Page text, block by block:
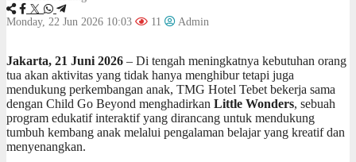
Monday, 22 Jun 2026 10:03 11 Admin
Jakarta, 21 Juni 2026 – Di tengah meningkatnya kebutuhan orang
tua akan aktivitas yang tidak hanya menghibur tetapi juga
mendukung perkembangan anak, TMG Hotel Tebet bekerja sama
dengan Child Go Beyond menghadirkan Little Wonders, sebuah
program edukatif interaktif yang dirancang untuk mendukung
tumbuh kembang anak melalui pengalaman belajar yang kreatif dan
menyenangkan.